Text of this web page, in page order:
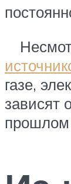
газе,
зависят
прошлом